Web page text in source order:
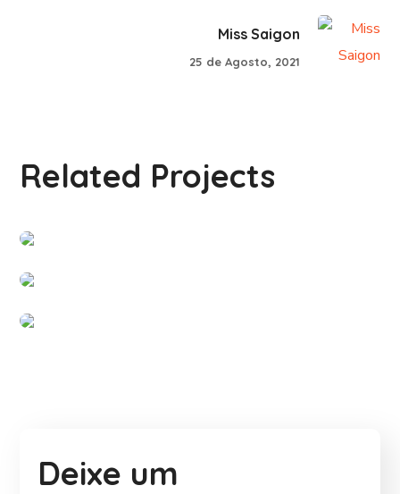
Miss Saigon
25 de Agosto, 2021
Related Projects
Clínica Dao Jia – Rafael Laballe
Deixe um